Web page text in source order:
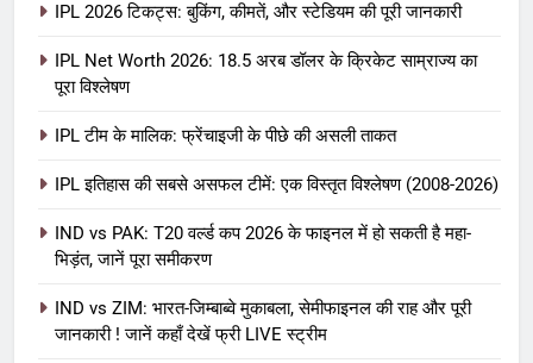
IPL 2026 टिकट्स: बुकिंग, कीमतें, और स्टेडियम की पूरी जानकारी
IPL Net Worth 2026: 18.5 अरब डॉलर के क्रिकेट साम्राज्य का
पूरा विश्लेषण
IPL टीम के मालिक: फ्रेंचाइजी के पीछे की असली ताकत
IPL इतिहास की सबसे असफल टीमें: एक विस्तृत विश्लेषण (2008-2026)
IND vs PAK: T20 वर्ल्ड कप 2026 के फाइनल में हो सकती है महा-
भिड़ंत, जानें पूरा समीकरण
IND vs ZIM: भारत-जिम्बाब्वे मुकाबला, सेमीफाइनल की राह और पूरी
जानकारी ! जानें कहाँ देखें फ्री LIVE स्ट्रीम
IPL Net Worth 2026: 18.5 अरब डॉलर
आईपीएल 2026 क्रिकेट
IPL टीम के मालिक: फ्रेंचाइजी के पीछे की
असली ताकत
आईपीएल 2026 क्रिकेट